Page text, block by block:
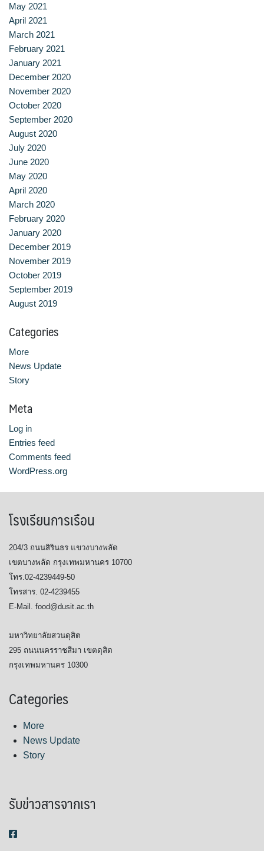
May 2021
April 2021
March 2021
February 2021
January 2021
December 2020
November 2020
October 2020
September 2020
August 2020
July 2020
June 2020
May 2020
April 2020
March 2020
February 2020
January 2020
December 2019
November 2019
October 2019
September 2019
August 2019
Categories
More
News Update
Story
Meta
Log in
Entries feed
Comments feed
WordPress.org
โรงเรียนการเรือน
204/3 ถนนสิรินธร แขวงบางพลัด
เขตบางพลัด กรุงเทพมหานคร 10700
โทร.02-4239449-50
โทรสาร. 02-4239455
E-Mail. food@dusit.ac.th
มหาวิทยาลัยสวนดุสิต
295 ถนนนครราชสีมา เขตดุสิต
กรุงเทพมหานคร 10300
Categories
More
News Update
Story
รับข่าวสารจากเรา